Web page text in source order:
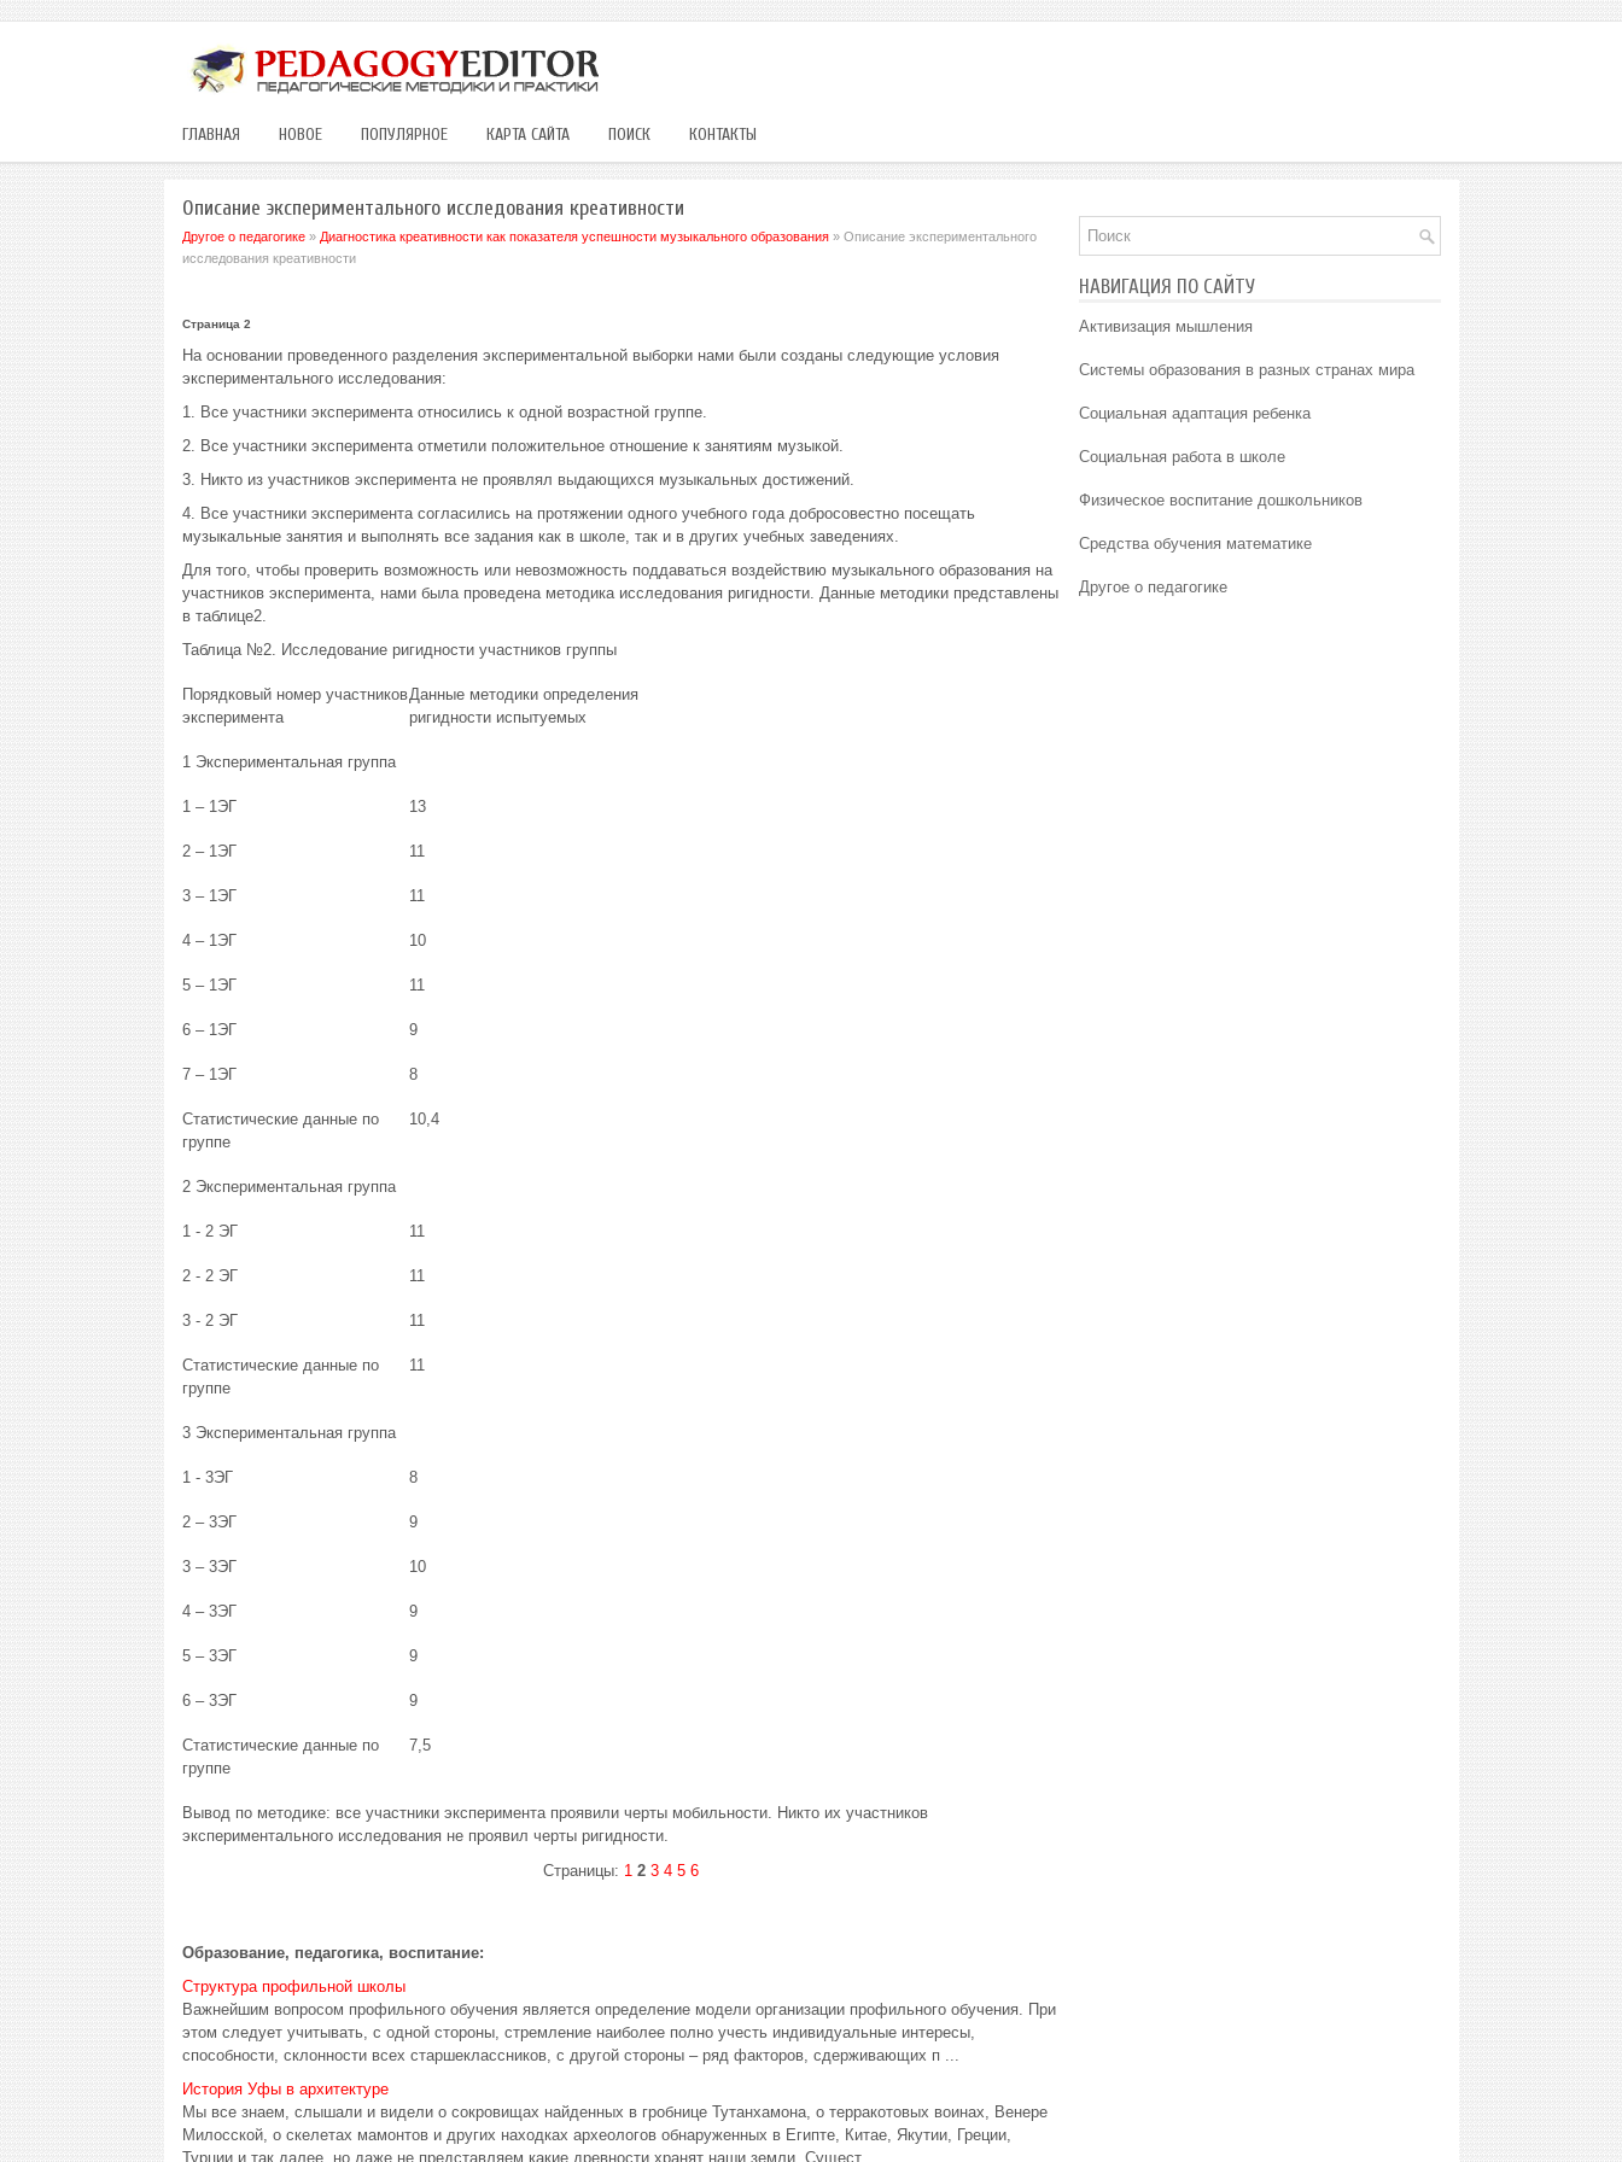
ГЛАВНАЯ НОВОЕ ПОПУЛЯРНОЕ КАРТА САЙТА ПОИСК КОНТАКТЫ
Описание экспериментального исследования креативности
Другое о педагогике» Диагностика креативности как показателя успешности музыкального образования» Описание экспериментального
исследования креативности
Страница 2
На основании проведенного разделения экспериментальной выборки нами были созданы следующие условия
экспериментального исследования:
1. Все участники эксперимента относились к одной возрастной группе.
2. Все участники эксперимента отметили положительное отношение к занятиям музыкой.
3. Никто из участников эксперимента не проявлял выдающихся музыкальных достижений.
4. Все участники эксперимента согласились на протяжении одного учебного года добросовестно посещать
музыкальные занятия и выполнять все задания как в школе, так и в других учебных заведениях.
Для того, чтобы проверить возможность или невозможность поддаваться воздействию музыкального образования на
участников эксперимента, нами была проведена методика исследования ригидности. Данные методики представлены
в таблице2.
Таблица №2. Исследование ригидности участников группы
Порядковый номер участников
эксперимента
Данные методики определения
ригидности испытуемых
1 Экспериментальная группа
1 – 1ЭГ 13
2 – 1ЭГ 11
3 – 1ЭГ 11
4 – 1ЭГ 10
5 – 1ЭГ 11
6 – 1ЭГ 9
7 – 1ЭГ 8
Статистические данные по
группе
10,4
2 Экспериментальная группа
1 - 2 ЭГ 11
2 - 2 ЭГ 11
3 - 2 ЭГ 11
Статистические данные по
группе
11
3 Экспериментальная группа
1 - 3ЭГ 8
2 – 3ЭГ 9
3 – 3ЭГ 10
4 – 3ЭГ 9
5 – 3ЭГ 9
6 – 3ЭГ 9
Статистические данные по
группе
7,5
Вывод по методике: все участники эксперимента проявили черты мобильности. Никто их участников
экспериментального исследования не проявил черты ригидности.
Страницы: 1 2 3 4 5 6
Образование, педагогика, воспитание:
Структура профильной школы
Важнейшим вопросом профильного обучения является определение модели организации профильного обучения. При
этом следует учитывать, с одной стороны, стремление наиболее полно учесть индивидуальные интересы,
способности, склонности всех старшеклассников, с другой стороны – ряд факторов, сдерживающих п ...
История Уфы в архитектуре
Мы все знаем, слышали и видели о сокровищах найденных в гробнице Тутанхамона, о терракотовых воинах, Венере
Милосской, о скелетах мамонтов и других находках археологов обнаруженных в Египте, Китае, Якутии, Греции,
Турции и так далее, но даже не представляем какие древности хранят наши земли. Сущест ...
НАВИГАЦИЯ ПО САЙТУ
Активизация мышления
Системы образования в разных странах мира
Социальная адаптация ребенка
Социальная работа в школе
Физическое воспитание дошкольников
Средства обучения математике
Другое о педагогике